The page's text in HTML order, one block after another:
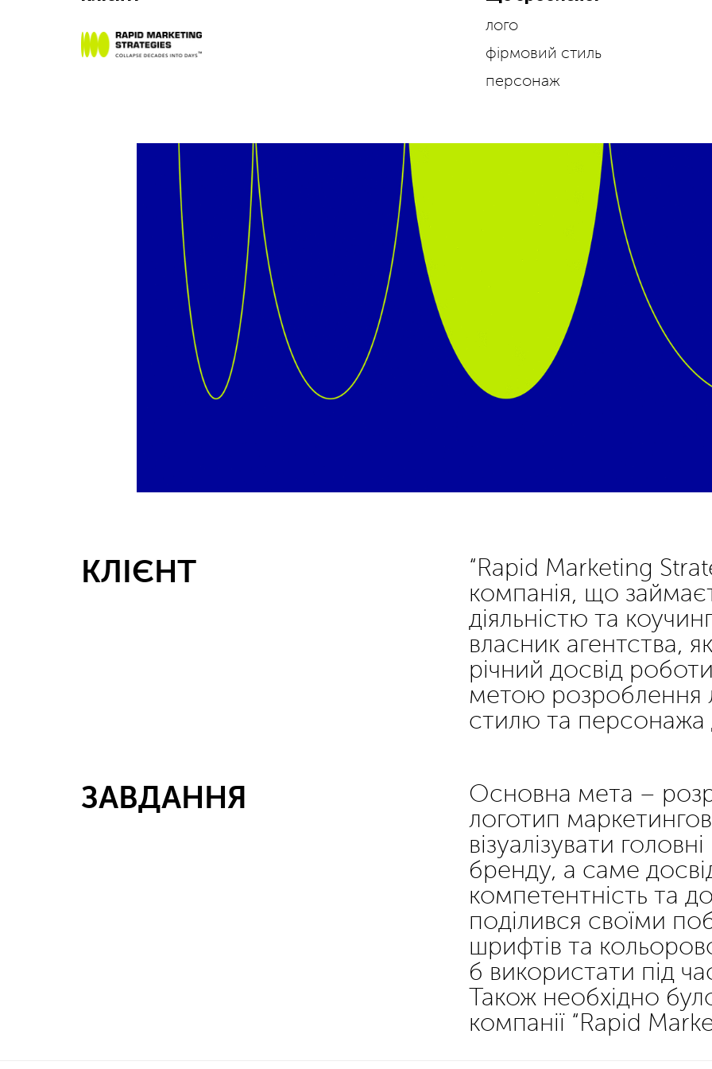
лого
фірмовий стиль
персонаж
КЛІЄНТ
“Rapid Marketing
компанія, що
діяльністю та
власник агентства,
річний досвід
метою розроблення
стилю та персонажа
ЗАВДАННЯ
Основна мета –
логотип
візуалізувати
бренду, а саме
компетентність та
поділився своїми
шрифтів та
б використати під
Також необхідно
компанії “Rapid